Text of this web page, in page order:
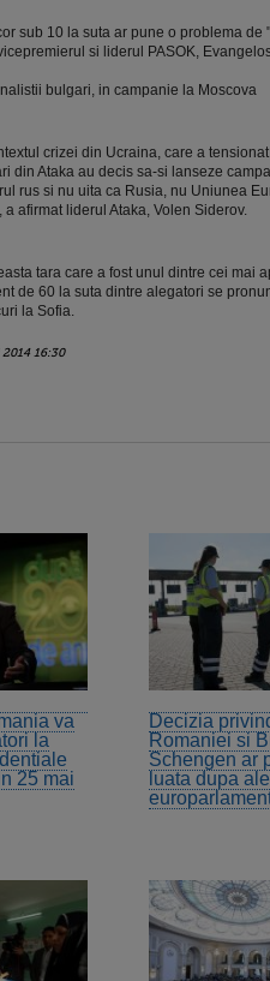
sub 10 la suta ar pune o problema
si liderul PASOK,
bulgari, in campanie la Moscova
crizei din Ucraina, care a
din Ataka au decis sa-si lanseze
rus si nu uita ca Rusia, nu Uniunea
a afirmat liderul Ataka, Volen Siderov.
tara care a fost unul dintre cei mai
de 60 la suta dintre alegatori se
la Sofia.
16:30
va
la
25 mai
Decizia
Romaniei si
Schengen ar
luata dupa